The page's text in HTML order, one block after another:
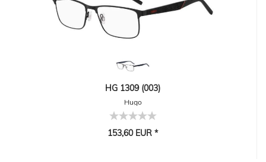
HG 1309 (003)
Hugo
153,60 EUR *